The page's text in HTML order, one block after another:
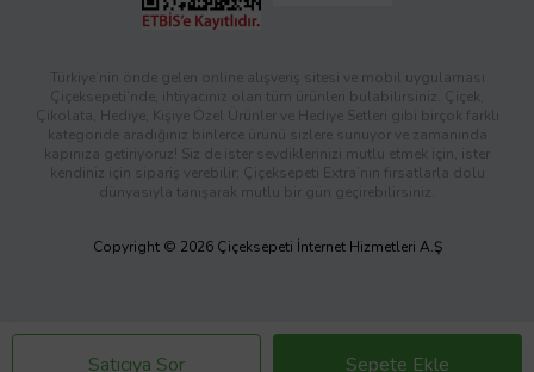
Satıcıya Sor Sepete Ekle
Türkiye’nin önde gelen online alışveriş sitesi ve mobil uygulaması
Çiçeksepeti’nde, ihtiyacınız olan tüm ürünleri bulabilirsiniz. Çiçek,
Çikolata, Hediye, Kişiye Özel Ürünler ve Hediye Setleri gibi birçok farklı
kategoride aradığınız binlerce ürünü sizlere sunuyor ve zamanında
kapınıza getiriyoruz! Siz de ister sevdiklerinizi mutlu etmek için, ister
kendiniz için sipariş verebilir; Çiçeksepeti Extra’nın fırsatlarla dolu
dünyasıyla tanışarak mutlu bir gün geçirebilirsiniz.
Copyright © 2026 Çiçeksepeti İnternet Hizmetleri A.Ş